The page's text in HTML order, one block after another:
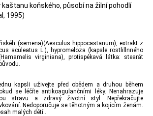
koňského, působí na žilní pohodlí
1995)
(semena)(Aesculus hippocastanum), extrakt z
aculeatus L.), hypromeloza (kapsle rostlillnného
virginiana), protispékavá látka: stearát
kapsli uživejte před obědem a druhou během
se léčíte antikoagulančními léky. Nenahrazuje
stravu a zdravý životní styl. Nepřekračujte
Nedoporučuje se těhotným a kojícím ženám.
malých dětí..